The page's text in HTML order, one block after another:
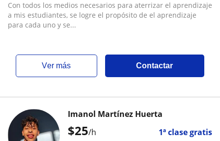
Con todos los medios necesarios para aterrizar el aprendizaje
a mis estudiantes, se logre el propósito de el aprendizaje
para cada uno y se...
ver más Contactar
$25/h 1ª clase gratis
Imanol Martínez Huerta